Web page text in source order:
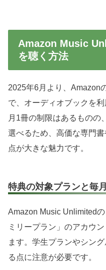
Amazon Music
を聴く方法
2025年6月より、Amazon
で、オーディオブックを
月1冊の制限はあるものの
選べるため、高価な専門
点が大きな魅力です。
特典の対象プランと毎
Amazon Music Unlimited
ミリープラン」のアカウ
ます。学生プランやシン
る点に注意が必要です。